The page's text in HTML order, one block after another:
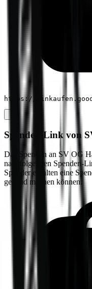
https://
Spenden-Link von
Das Spenden an SV OG
nachfolgenden Spenden-
Spender erhalten eine
geltend machen können.